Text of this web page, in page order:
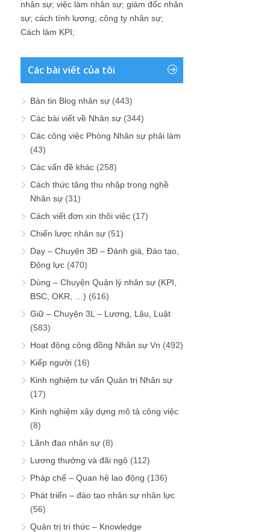
nhân sự; việc làm nhân sự; giám đốc nhân
sự; cách tính lương; công ty nhân sự;
Cách làm KPI;
Các bài viết của tôi
Bản tin Blog nhân sự (443)
Các bài viết về Nhân sự (344)
Các công việc Phòng Nhân sự phải làm
(43)
Các vấn đề khác (258)
Cách thức tăng thu nhập trong nghề
Nhân sự (31)
Cách viết đơn xin thôi việc (17)
Chiến lược nhân sự (51)
Dạy – Chuyện 3Đ – Đánh giá, Đào tạo,
Động lực (470)
Dùng – Chuyện Quản lý nhân sự (KPI,
BSC, OKR, …) (616)
Giữ – Chuyện 3L – Lương, Lậu, Luật
(583)
Hoạt động cộng đồng Nhân sự Vn (492)
Kiếp người (16)
Kinh nghiệm tư vấn Quản trị Nhân sự
(17)
Kinh nghiệm xây dựng mô tả công việc
(8)
Lãnh đạo nhân sự (8)
Lương thưởng và đãi ngộ (112)
Pháp chế – Quan hệ lao động (136)
Phát triển – đào tạo nhân sự nhân lực
(56)
Quản trị tri thức – Knowledge